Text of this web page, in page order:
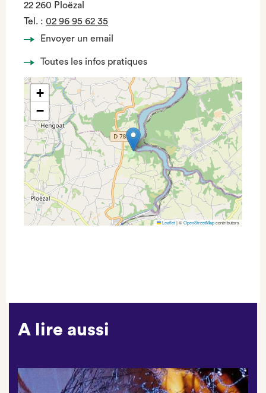
22 260 Ploëzal
Tel. : 02 96 95 62 35
Envoyer un email
Toutes les infos pratiques
+
−
Leaflet|©OpenStreetMapcontributors
A lire aussi